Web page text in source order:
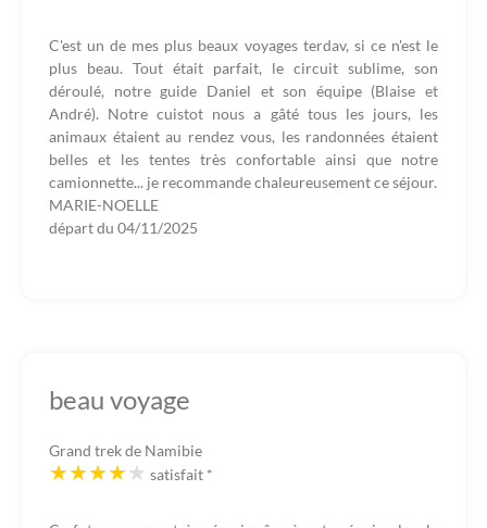
C'est un de mes plus beaux voyages terdav, si ce n'est le
plus beau. Tout était parfait, le circuit sublime, son
déroulé, notre guide Daniel et son équipe (Blaise et
André). Notre cuistot nous a gâté tous les jours, les
animaux étaient au rendez vous, les randonnées étaient
belles et les tentes très confortable ainsi que notre
camionnette... je recommande chaleureusement ce séjour.
MARIE-NOELLE
départ du 04/11/2025
beau voyage
Grand trek de Namibie
satisfait *